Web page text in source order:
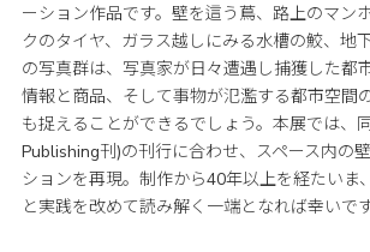
ーション作品です。壁を這う蔦、路上のマン
クのタイヤ、ガラス越しにみる水槽の鮫、地
の写真群は、写真家が日々遭遇し捕獲した都
情報と商品、そして事物が氾濫する都市空間
も捉えることができるでしょう。本展では、
Publishing刊)の刊行に合わせ、スペース内の
ションを再現。制作から40年以上を経たいま
と実践を改めて読み解く一端となれば幸いです